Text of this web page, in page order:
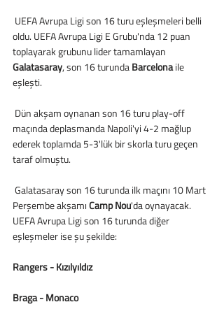
oldu. UEFA Avrupa Ligi E Grubu'nda 12 puan
toplayarak grubunu lider tamamlayan
Galatasaray, son 16 turunda Barcelona ile
eşleşti.
maçında deplasmanda Napoli'yi 4-2 mağlup
ederek toplamda 5-3'lük bir skorla turu geçen
taraf olmuştu.
Perşembe akşamı Camp Nou'da oynayacak.
UEFA Avrupa Ligi son 16 turunda diğer
eşleşmeler ise şu şekilde:
Rangers - Kızılyıldız
Braga - Monaco